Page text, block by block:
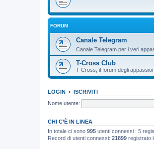
FORUM
Canale Telegram
Canale Telegram per i veri
T-Cross Club
T-Cross, il forum degli
LOGIN • ISCRIVITI
Nome utente:
CHI C’È IN LINEA
In totale ci sono 995 utenti connessi : 5
Record di utenti connessi: 21899 registrato